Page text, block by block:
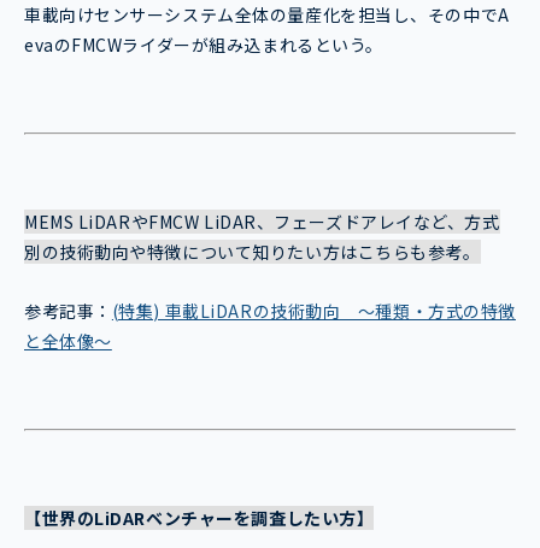
車載向けセンサーシステム全体の量産化を担当し、その中でA
evaのFMCWライダーが組み込まれるという。
MEMS LiDARやFMCW LiDAR、フェーズドアレイなど、方式
別の技術動向や特徴について知りたい方はこちらも参考。
参考記事： (特集) 車載LiDARの技術動向 ～種類・方式の特徴
と全体像～
【世界のLiDARベンチャーを調査したい方】